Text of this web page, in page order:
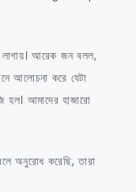
আরেক জন বলল,
আলোচনা করে যেটা
হল। আমাদের হাজারো
অনুরোধ করেছি, তারা